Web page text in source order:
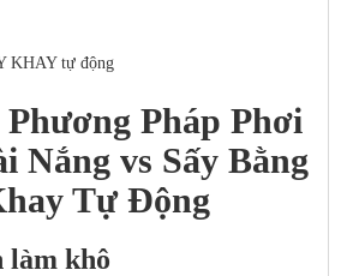
Phương Pháp Phơi
Nắng vs Sấy Bằng
Tự Động
làm khô